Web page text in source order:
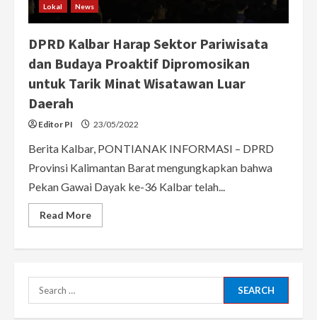
Lokal News
DPRD Kalbar Harap Sektor Pariwisata
dan Budaya Proaktif Dipromosikan
untuk Tarik Minat Wisatawan Luar
Daerah
Editor PI 23/05/2022
Berita Kalbar, PONTIANAK INFORMASI – DPRD
Provinsi Kalimantan Barat mengungkapkan bahwa
Pekan Gawai Dayak ke-36 Kalbar telah...
Read MoreRead
more
Budaya
Search
for: